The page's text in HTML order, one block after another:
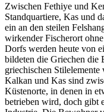
Zwischen Fethiye und
Standquartiere, Kas und
ein an den steilen
wirkender Fischerort
Dorfs werden heute von
bildeten die Griechen die
griechischen
Kalkan und Kas sind
Küstenorte, in denen in
betrieben wird, doch gibt